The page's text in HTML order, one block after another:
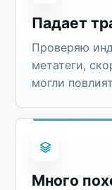
Падает
Проверяю
метатеги,
могли
Много